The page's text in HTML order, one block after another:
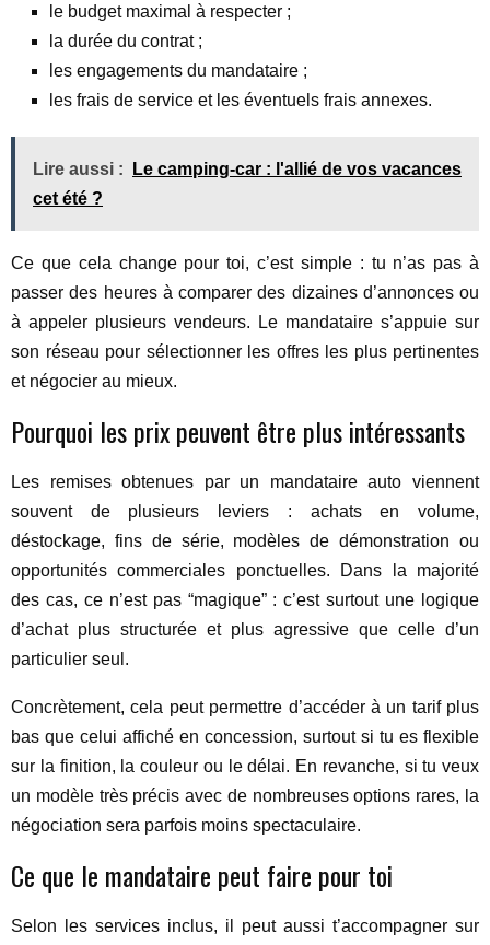
le budget maximal à respecter ;
la durée du contrat ;
les engagements du mandataire ;
les frais de service et les éventuels frais annexes.
Lire aussi :
Le camping-car : l'allié de vos vacances
cet été ?
Ce que cela change pour toi, c’est simple : tu n’as pas à
passer des heures à comparer des dizaines d’annonces ou
à appeler plusieurs vendeurs. Le mandataire s’appuie sur
son réseau pour sélectionner les offres les plus pertinentes
et négocier au mieux.
Pourquoi les prix peuvent être plus intéressants
Les remises obtenues par un mandataire auto viennent
souvent de plusieurs leviers : achats en volume,
déstockage, fins de série, modèles de démonstration ou
opportunités commerciales ponctuelles. Dans la majorité
des cas, ce n’est pas “magique” : c’est surtout une logique
d’achat plus structurée et plus agressive que celle d’un
particulier seul.
Concrètement, cela peut permettre d’accéder à un tarif plus
bas que celui affiché en concession, surtout si tu es flexible
sur la finition, la couleur ou le délai. En revanche, si tu veux
un modèle très précis avec de nombreuses options rares, la
négociation sera parfois moins spectaculaire.
Ce que le mandataire peut faire pour toi
Selon les services inclus, il peut aussi t’accompagner sur